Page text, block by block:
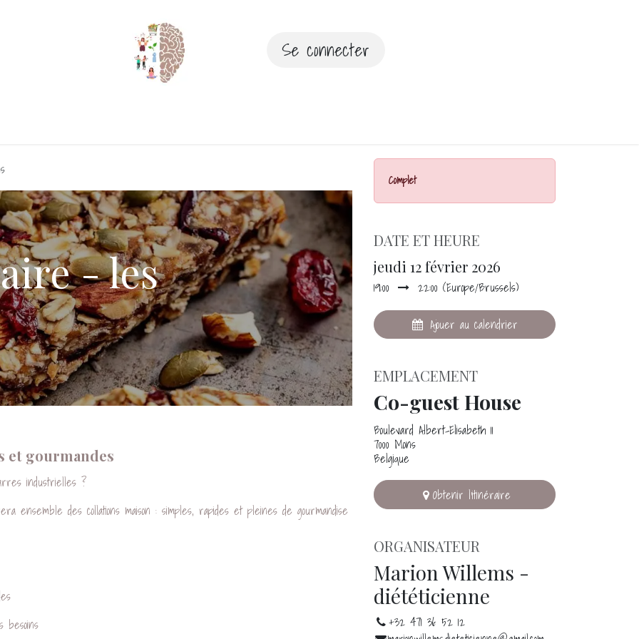
Se connecter
- les
et gourmandes
industrielles ?
ensemble des collations maison : simples, rapides et pleines de gourmandise
besoins
Complet
DATE ET HEURE
jeudi 12 février 2026
19:00 22:00 (Europe/Brussels)
Ajouer au calendrier
EMPLACEMENT
Co-guest House
Boulevard Albert-Elisabeth 11
7000 Mons
Belgique
Obtenir l'itinéraire
ORGANISATEUR
Marion Willems -
diététicienne
+32 471 36 52 12